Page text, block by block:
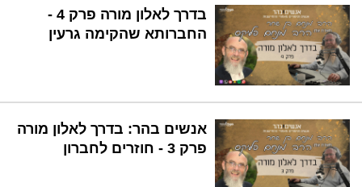
בדרך לאלון מורה פרק 4 -
החברותא שהקימה גרעין
אנשים בהר: בדרך לאלון מורה
פרק 3 - חוזרים לחברון